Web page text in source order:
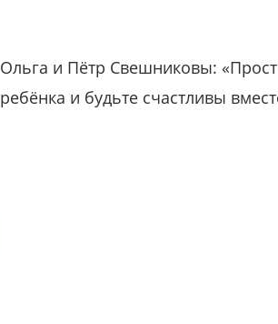
Ольга и Пётр Свешниковы:
ребёнка и будьте счастливы